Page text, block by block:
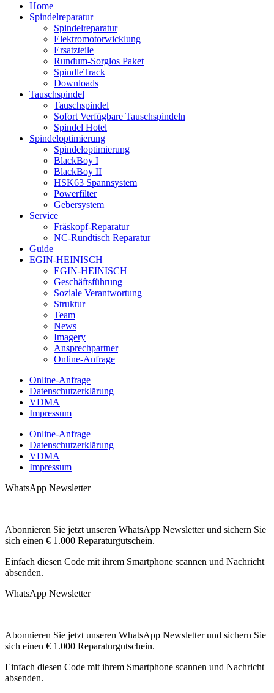
Home
Spindelreparatur
Spindelreparatur
Elektromotorwicklung
Ersatzteile
Rundum-Sorglos Paket
SpindleTrack
Downloads
Tauschspindel
Tauschspindel
Sofort Verfügbare Tauschspindeln
Spindel Hotel
Spindeloptimierung
Spindeloptimierung
BlackBoy I
BlackBoy II
HSK63 Spannsystem
Powerfilter
Gebersystem
Service
Fräskopf-Reparatur
NC-Rundtisch Reparatur
Guide
EGIN-HEINISCH
EGIN-HEINISCH
Geschäftsführung
Soziale Verantwortung
Struktur
Team
News
Imagery
Ansprechpartner
Online-Anfrage
Online-Anfrage
Datenschutzerklärung
VDMA
Impressum
Online-Anfrage
Datenschutzerklärung
VDMA
Impressum
WhatsApp Newsletter
Abonnieren Sie jetzt unseren WhatsApp Newsletter und sichern Sie
sich einen € 1.000 Reparaturgutschein.
Einfach diesen Code mit ihrem Smartphone scannen und Nachricht
absenden.
WhatsApp Newsletter
Abonnieren Sie jetzt unseren WhatsApp Newsletter und sichern Sie
sich einen € 1.000 Reparaturgutschein.
Einfach diesen Code mit ihrem Smartphone scannen und Nachricht
absenden.